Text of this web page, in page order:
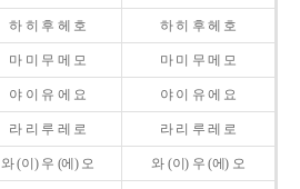
하 히 후 헤 호 하 히 후 헤 호
마 미 무 메 모 마 미 무 메 모
야 이 유 에 요 야 이 유 에 요
라 리 루 레 로 라 리 루 레 로
와 (이) 우 (에) 오 와 (이) 우 (에) 오